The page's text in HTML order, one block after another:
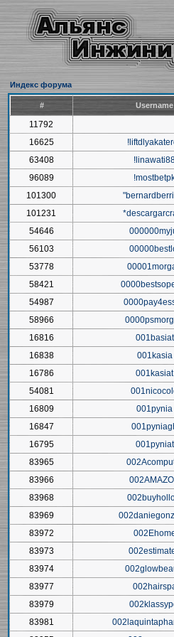
Индекс форума
# Username
11792
16625
63408
96089
101300
101231
54646
56103
53778
58421
54987
58966
16816
001basiat
16838
001kasia
16786
001kasiat
54081
16809
001pynia
16847
16795
001pyniat
83965
83966
83968
83969
83972
83973
83974
83977
83979
83981